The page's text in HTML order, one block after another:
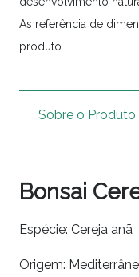
As referência de
produto.
Sobre o Produto
Bonsai
Espécie: Cereja anã
Origem: